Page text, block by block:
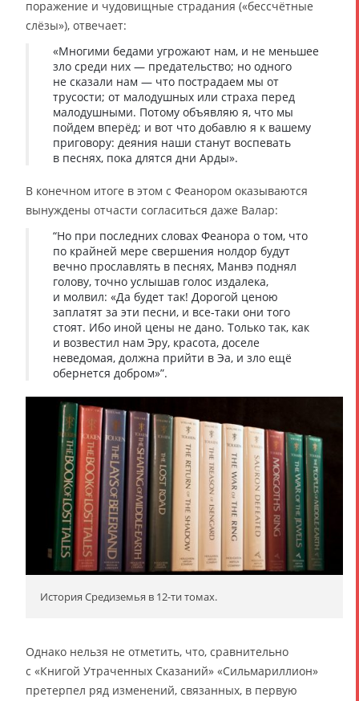
поражение и чудовищные страдания («бессчётные
слёзы»), отвечает:
«Многими бедами угрожают нам, и не меньшее
зло среди них — предательство; но одного
не сказали нам — что пострадаем мы от
трусости; от малодушных или страха перед
малодушными. Потому объявляю я, что мы
пойдем вперёд; и вот что добавлю я к вашему
приговору: деяния наши станут воспевать
в песнях, пока длятся дни Арды».
В конечном итоге в этом с Феанором оказываются
вынуждены отчасти согласиться даже Валар:
“Но при последних словах Феанора о том, что
по крайней мере свершения нолдор будут
вечно прославлять в песнях, Манвэ поднял
голову, точно услышав голос издалека,
и молвил: «Да будет так! Дорогой ценою
заплатят за эти песни, и все-таки они того
стоят. Ибо иной цены не дано. Только так, как
и возвестил нам Эру, красота, доселе
неведомая, должна прийти в Эа, и зло ещё
обернется добром»”.
История Средиземья в 12-ти томах.
Однако нельзя не отметить, что, сравнительно
с «Книгой Утраченных Сказаний» «Сильмариллион»
претерпел ряд изменений, связанных, в первую